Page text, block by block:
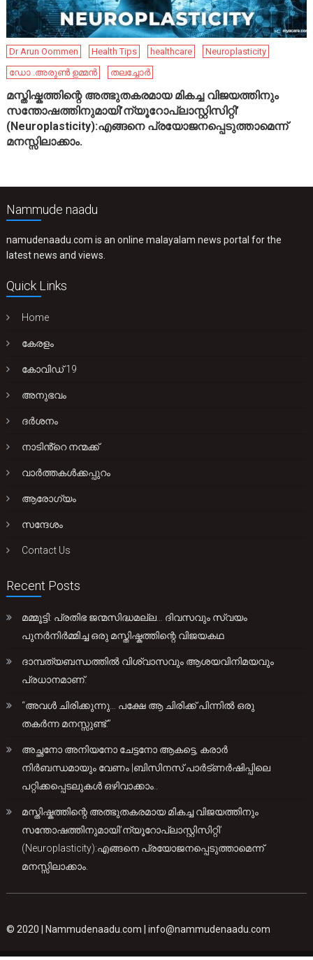
Dr Arun Oommen Health Tips healthcare
Neuroplasticity
ഡോ .അരുൺ ഉമ്മൻ
തലച്ചോർ
മസ്തിഷ്കത്തിന്റെ അത്ഭുതകരമായ മികച്ച വിജയത്തിനും
സന്തോഷത്തിനുമായി’ന്യൂറോപ്ലാസ്റ്റിസിറ്റി’
(Neuroplasticity):എങ്ങനെ പ്രയോജനപ്പെടുത്താമെന്ന്
മനസ്സിലാക്കാം.
Nammude naadu
namudenaadu.com is an online malayalam news portal for the
latest news and views.
Quick Links
Home
കേരളം
കോവിഡ് 19
അനുഭവം
ദർശനം
നാടിൻ്റെ നന്മക്ക്
വാർത്തകൾക്കപ്പുറം
ആരോഗ്യം
സന്ദേശം
Contact Us
Recent Posts
മമ്മൂട്ടി: പ്രതിഭ ജന്മസിദ്ധമല്ല… ദിവസവും സ്വയം
പുനർനിർമ്മിച്ച ഒരു മസ്തിഷ്കത്തിന്റെ വിജയകഥ
ദാമ്പത്യബന്ധത്തിൽ വിശ്വാസവും ആശയവിനിമയവും
പ്രധാനമാണ്.
“അവൾ ചിരിക്കുന്നു… പക്ഷേ ആ ചിരിക്ക് പിന്നിൽ ഒരു
തകർന്ന മനസ്സുണ്ട്.”
അച്ഛനോ അനിയനോ ചേട്ടനോ ആകട്ടെ, കരാർ
നിർബന്ധമായും വേണം |ബിസിനസ് പാർട്ണർഷിപ്പിലെ
പറ്റിക്കപ്പെടലുകൾ ഒഴിവാക്കാം..
മസ്തിഷ്കത്തിന്റെ അത്ഭുതകരമായ മികച്ച വിജയത്തിനും
സന്തോഷത്തിനുമായി’ന്യൂറോപ്ലാസ്റ്റിസിറ്റി’
(Neuroplasticity):എങ്ങനെ പ്രയോജനപ്പെടുത്താമെന്ന്
മനസ്സിലാക്കാം.
© 2020 | Nammudenaadu.com |info@nammudenaadu.com